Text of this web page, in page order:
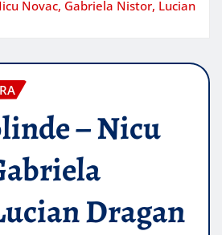
Novac, Gabriela Nistor, Lucian
– Nicu
Dragan